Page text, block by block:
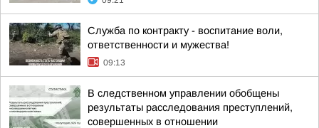
Служба по контракту - воспитание воли,
ответственности и мужества!
09:13
В следственном управлении обобщены
результаты расследования преступлений,
совершенных в отношении